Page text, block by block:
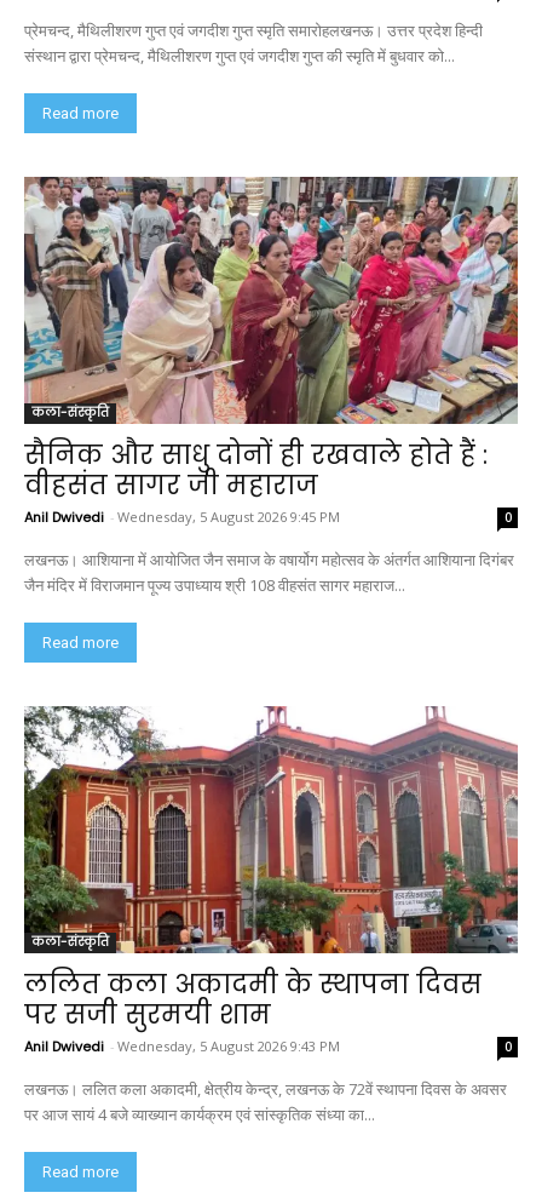
प्रेमचन्द, मैथिलीशरण गुप्त एवं जगदीश गुप्त स्मृति समारोहलखनऊ। उत्तर प्रदेश हिन्दी
संस्थान द्वारा प्रेमचन्द, मैथिलीशरण गुप्त एवं जगदीश गुप्त की स्मृति में बुधवार को...
Read more
कला-संस्कृति
सैनिक और साधु दोनों ही रखवाले होते हैं :
वीहसंत सागर जी महाराज
Anil Dwivedi - Wednesday, 5 August 2026 9:45 PM 0
लखनऊ। आशियाना में आयोजित जैन समाज के वषार्योग महोत्सव के अंतर्गत आशियाना दिगंबर
जैन मंदिर में विराजमान पूज्य उपाध्याय श्री 108 वीहसंत सागर महाराज...
Read more
कला-संस्कृति
ललित कला अकादमी के स्थापना दिवस
पर सजी सुरमयी शाम
Anil Dwivedi - Wednesday, 5 August 2026 9:43 PM 0
लखनऊ। ललित कला अकादमी, क्षेत्रीय केन्द्र, लखनऊ के 72वें स्थापना दिवस के अवसर
पर आज सायं 4 बजे व्याख्यान कार्यक्रम एवं सांस्कृतिक संध्या का...
Read more